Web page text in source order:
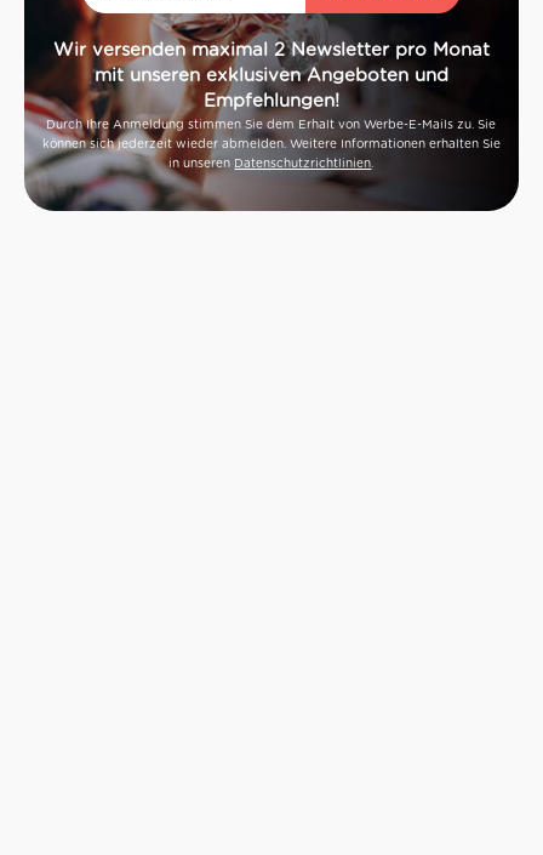
Wir versenden maximal 2 Newsletter pro Monat
mit unseren exklusiven Angeboten und
Empfehlungen!
Durch Ihre Anmeldung stimmen Sie dem Erhalt von Werbe-E-Mails zu. Sie
können sich jederzeit wieder abmelden. Weitere Informationen erhalten Sie
in unseren Datenschutzrichtlinien